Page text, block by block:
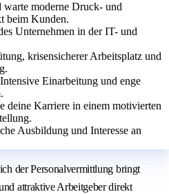
warte moderne Druck- und
beim Kunden.
Unternehmen in der IT- und
krisensicherer Arbeitsplatz und
Intensive Einarbeitung und enge
deine Karriere in einem motivierten
Ausbildung und Interesse an
der Personalvermittlung bringt
attraktive Arbeitgeber direkt